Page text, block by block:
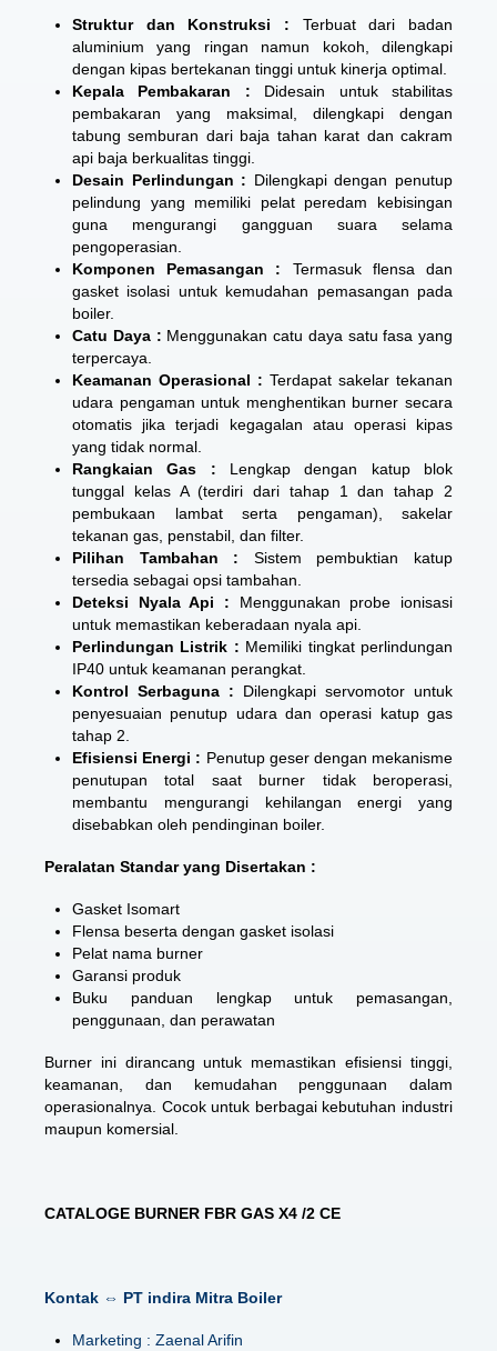
Struktur dan Konstruksi : Terbuat dari badan
aluminium yang ringan namun kokoh, dilengkapi
dengan kipas bertekanan tinggi untuk kinerja optimal.
Kepala Pembakaran : Didesain untuk stabilitas
pembakaran yang maksimal, dilengkapi dengan
tabung semburan dari baja tahan karat dan cakram
api baja berkualitas tinggi.
Desain Perlindungan : Dilengkapi dengan penutup
pelindung yang memiliki pelat peredam kebisingan
guna mengurangi gangguan suara selama
pengoperasian.
Komponen Pemasangan : Termasuk flensa dan
gasket isolasi untuk kemudahan pemasangan pada
boiler.
Catu Daya : Menggunakan catu daya satu fasa yang
terpercaya.
Keamanan Operasional : Terdapat sakelar tekanan
udara pengaman untuk menghentikan burner secara
otomatis jika terjadi kegagalan atau operasi kipas
yang tidak normal.
Rangkaian Gas : Lengkap dengan katup blok
tunggal kelas A (terdiri dari tahap 1 dan tahap 2
pembukaan lambat serta pengaman), sakelar
tekanan gas, penstabil, dan filter.
Pilihan Tambahan : Sistem pembuktian katup
tersedia sebagai opsi tambahan.
Deteksi Nyala Api : Menggunakan probe ionisasi
untuk memastikan keberadaan nyala api.
Perlindungan Listrik : Memiliki tingkat perlindungan
IP40 untuk keamanan perangkat.
Kontrol Serbaguna : Dilengkapi servomotor untuk
penyesuaian penutup udara dan operasi katup gas
tahap 2.
Efisiensi Energi : Penutup geser dengan mekanisme
penutupan total saat burner tidak beroperasi,
membantu mengurangi kehilangan energi yang
disebabkan oleh pendinginan boiler.
Peralatan Standar yang Disertakan :
Gasket Isomart
Flensa beserta dengan gasket isolasi
Pelat nama burner
Garansi produk
Buku panduan lengkap untuk pemasangan,
penggunaan, dan perawatan
Burner ini dirancang untuk memastikan efisiensi tinggi,
keamanan, dan kemudahan penggunaan dalam
operasionalnya. Cocok untuk berbagai kebutuhan industri
maupun komersial.
CATALOGE BURNER FBR GAS X4 /2 CE
Kontak ⇔ PT indira Mitra Boiler
Marketing : Zaenal Arifin